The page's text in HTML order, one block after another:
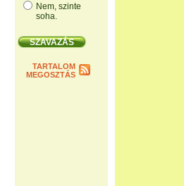
Nem, szinte
soha.
TARTALOM
MEGOSZTÁS